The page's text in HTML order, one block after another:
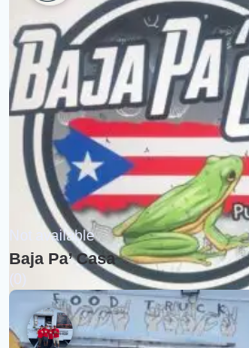
Not available
Baja Pa’ Casa
(0)